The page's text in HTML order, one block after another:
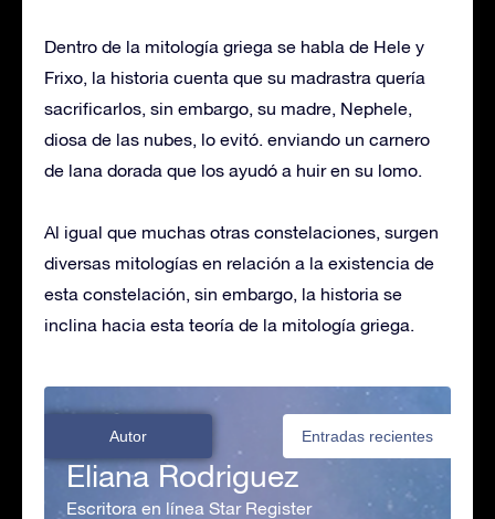
Dentro de la mitología griega se habla de Hele y
Frixo, la historia cuenta que su madrastra quería
sacrificarlos, sin embargo, su madre, Nephele,
diosa de las nubes, lo evitó. enviando un carnero
de lana dorada que los ayudó a huir en su lomo.
Al igual que muchas otras constelaciones, surgen
diversas mitologías en relación a la existencia de
esta constelación, sin embargo, la historia se
inclina hacia esta teoría de la mitología griega.
Autor Entradas recientes
Eliana Rodriguez
Escritora en línea Star Register